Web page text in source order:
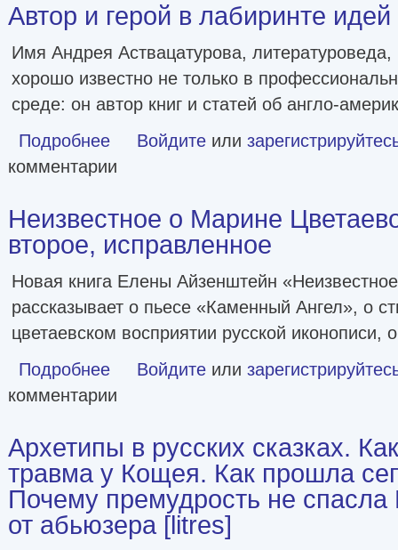
Автор и герой в лабиринте
Имя Андрея Аствацатурова,
хорошо известно не только в
среде: он автор книг и статей об англо-
Подробнее о Автор и герой в лабиринте идей [litres]
Войдите или
комментарии
Неизвестное о Марине
второе, исправленное
Новая книга Елены Айзенштейн
рассказывает о пьесе «Каменный Ангел», о
цветаевском восприятии русской иконописи, о
Подробнее о Неизвестное о Марине Цветаевой. Издание второе,
Войдите или
комментарии
Архетипы в русских сказках.
травма у Кощея. Как прошла
Почему премудрость не
от абьюзера [litres]